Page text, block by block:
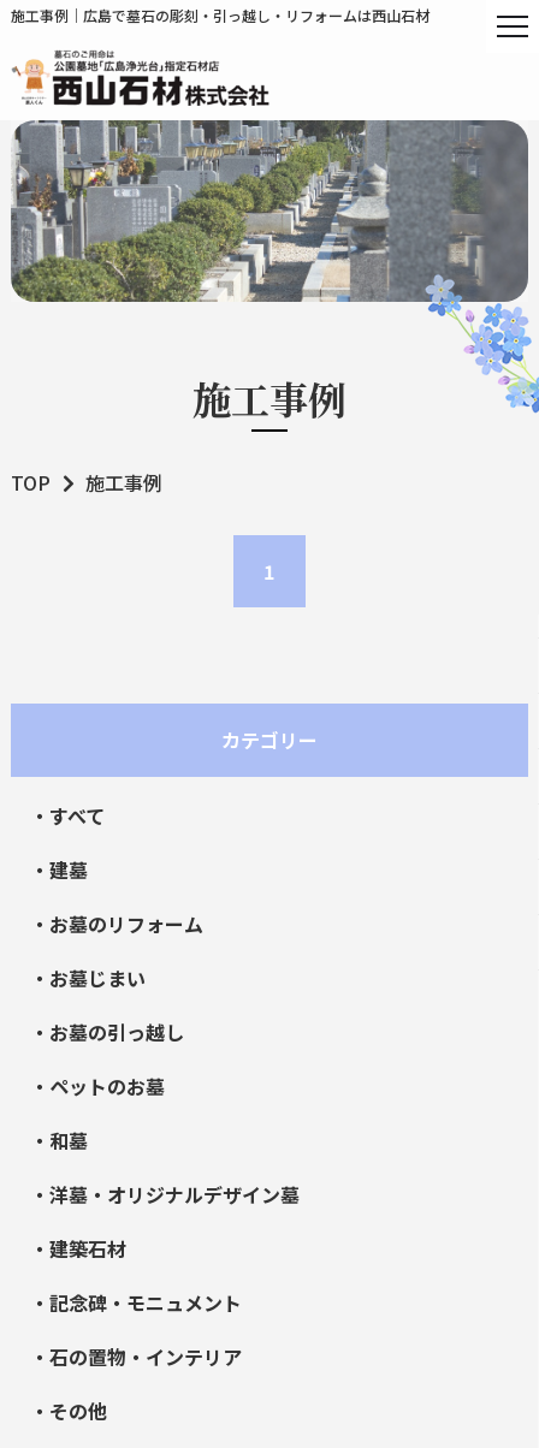
施工事例｜広島で墓石の彫刻・引っ越し・リフォームは西山石材
施工事例
TOP 施工事例
1
カテゴリー
・すべて
・建墓
・お墓のリフォーム
・お墓じまい
・お墓の引っ越し
・ペットのお墓
・和墓
・洋墓・オリジナルデザイン墓
・建築石材
・記念碑・モニュメント
・石の置物・インテリア
・その他